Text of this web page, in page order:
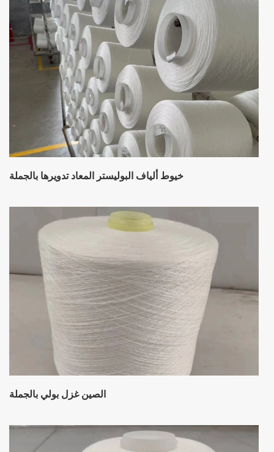
خيوط ألياف البوليستر المعاد تدويرها بالجملة
الصين غزل بولي بالجملة